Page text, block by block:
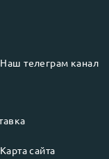
Карта сайта
Наш телеграм канал